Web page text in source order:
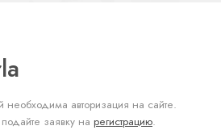
необходима авторизация на сайте.
заявку на регистрацию.